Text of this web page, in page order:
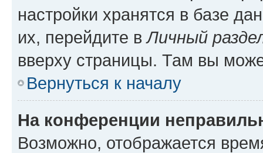
настройки хранятся в базе
их, перейдите вЛичный
вверху страницы. Там вы
Вернуться к началу
На конференции
Возможно, отображается